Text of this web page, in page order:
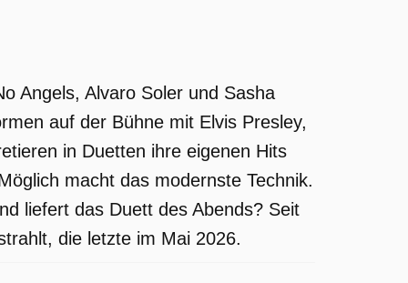
Angels, Alvaro Soler und Sasha
auf der Bühne mit Elvis Presley,
in Duetten ihre eigenen Hits
macht das modernste Technik.
liefert das Duett des Abends? Seit
die letzte im Mai 2026.